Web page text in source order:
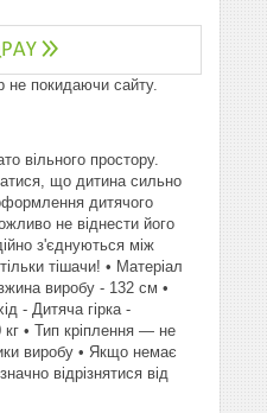
не покидаючи сайту.
вільного простору.
що дитина сильно
дитячого
не віднести його
з'єднуються між
тішачи! • Матеріал
виробу - 132 см •
- Дитяча гірка -
• Тип кріплення — не
виробу • Якщо немає
відрізнятися від